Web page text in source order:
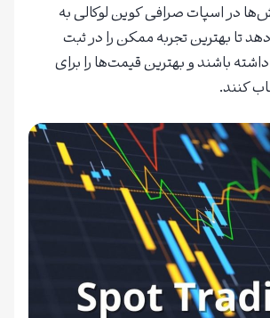
در اسپات صرافی کوین لوکالی به
تا بهترین تجربه ممکن را در ثبت
باشند و بهترین قیمت‌ها را برای
کنند.